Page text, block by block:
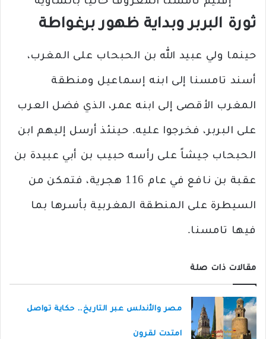
ثورة البربر وبداية ظهور برغواطة
حينما ولي عبيد الله بن الحبحاب على المغرب،
أسند تامسنا إلى ابنه إسماعيل ومنطقة
المغرب الأقصى إلى ابنه عمر، الذي فضل العرب
على البربر، فخرجوا عليه. حينئذ أرسل إليهم ابن
الحبحاب جيشاً على رأسه حبيب بن أبي عبيدة بن
عقبة بن نافع في عام 116 هجرية، فتمكن من
السيطرة على المنطقة المغربية بأسرها بما
فيها تامسنا.
مقالات ذات صلة
مصر والأندلس عبر التاريخ.. حكاية تواصل
امتدت لقرون